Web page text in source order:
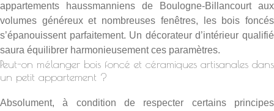
appartements haussmanniens de Boulogne-Billancourt aux
volumes généreux et nombreuses fenêtres, les bois foncés
s’épanouissent parfaitement. Un décorateur d’intérieur qualifié
saura équilibrer harmonieusement ces paramètres.
Peut-on mélanger bois foncé et céramiques artisanales dans
un petit appartement ?
Absolument, à condition de respecter certains principes